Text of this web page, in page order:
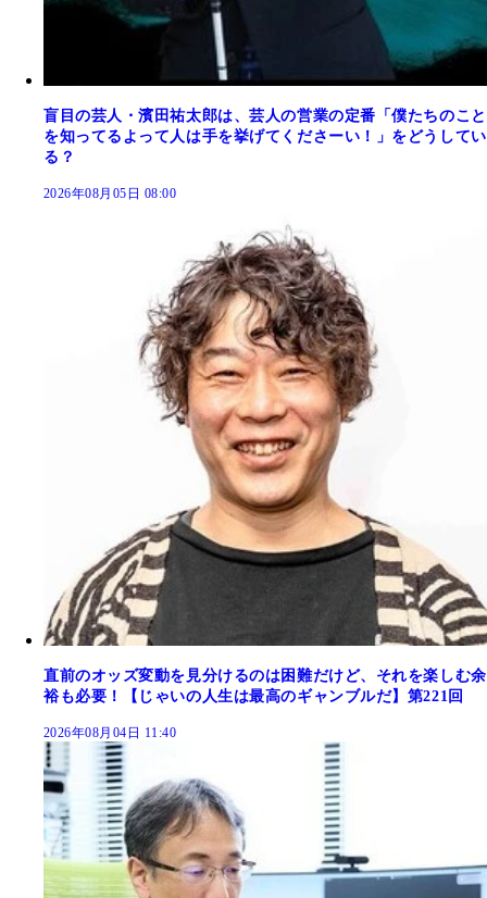
盲目の芸人・濱田祐太郎は、芸人の営業の定番「僕たちのこと
を知ってるよって人は手を挙げてくださーい！」をどうしてい
る？
2026年08月05日 08:00
直前のオッズ変動を見分けるのは困難だけど、それを楽しむ余
裕も必要！【じゃいの人生は最高のギャンブルだ】第221回
2026年08月04日 11:40